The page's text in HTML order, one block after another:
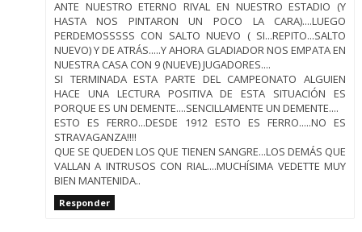
ANTE NUESTRO ETERNO RIVAL EN NUESTRO ESTADIO (Y
HASTA NOS PINTARON UN POCO LA CARA)....LUEGO
PERDEMOSSSSS CON SALTO NUEVO ( SI...REPITO...SALTO
NUEVO) Y DE ATRÁS.....Y AHORA GLADIADOR NOS EMPATA EN
NUESTRA CASA CON 9 (NUEVE) JUGADORES....
SI TERMINADA ESTA PARTE DEL CAMPEONATO ALGUIEN
HACE UNA LECTURA POSITIVA DE ESTA SITUACIÓN ES
PORQUE ES UN DEMENTE....SENCILLAMENTE UN DEMENTE....
ESTO ES FERRO...DESDE 1912 ESTO ES FERRO.....NO ES
STRAVAGANZA!!!!
QUE SE QUEDEN LOS QUE TIENEN SANGRE...LOS DEMÁS QUE
VALLAN A INTRUSOS CON RIAL....MUCHÍSIMA VEDETTE MUY
BIEN MANTENIDA..
Responder